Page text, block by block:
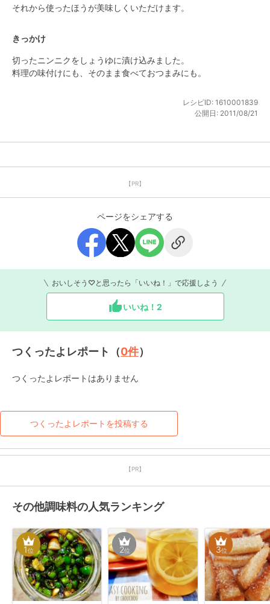
それから使ったほうが美味しくいただけます。
きっかけ
切ったニンニクをしょうゆに漬け込みました。
料理の味付けにも、そのまま食べておつまみにも。
レシピID: 1610001839
公開日: 2011/08/21
【PR】
ページをシェアする
おいしそう♡と思ったら「いいね！」で応援しよう
いいね！ 2
つくったよレポート（0件）
つくったよレポートはありません
つくったよレポートを投稿する
【PR】
その他調味料の人気ランキング
1位 2位 3位